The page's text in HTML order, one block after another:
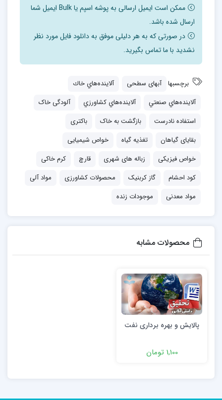
ممکن است ایمیل ارسالی به پوشه اسپم یا Bulk ایمیل شما
ارسال شده باشد.
در صورتی که به هر دلیلی موفق به دانلود فایل مورد نظر
نشدید با ما تماس بگیرید.
برچسبها آبهای سطحی
آلاينده‌هاي خاك
آلاينده‌هاي صنعتي
آلاينده‌هاي كشاورزي
آلودگی خاک
استفاده نادرست
بازگشت به خاک
باکتری
بقایای گیاهان
تغذیه گیاه
خواص شیمیایی
خواص فیزیکی
زباله های شهری قارچ
کرم خاکی
کود احشام
گاز کربنیک محصولات کشاورزی
مواد آلی
مواد معدنی
موجودات زنده
محصولات مشابه
پالایش و بهره برداری نفت
1,100 تومان